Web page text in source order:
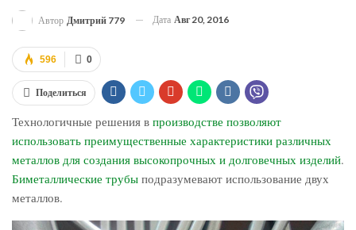
Автор Дмитрий 779 Дата Авг 20, 2016
0
596
Поделиться
Технологичные решения в производстве позволяют
использовать преимущественные характеристики различных
металлов для создания высокопрочных и долговечных изделий.
Биметаллические трубы подразумевают использование двух
металлов.